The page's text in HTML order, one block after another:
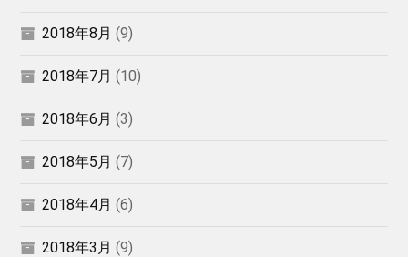
2018年8月 (9)
2018年7月 (10)
2018年6月 (3)
2018年5月 (7)
2018年4月 (6)
2018年3月 (9)